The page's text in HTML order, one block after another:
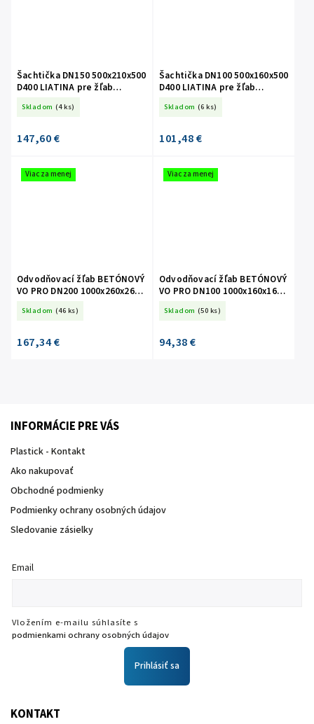
Šachtička DN150 500x210x500
D400 LIATINA pre žľab
1000x210x210 D400 LIATINA
Skladom (4 ks)
147,60 €
Šachtička DN100 500x160x500
D400 LIATINA pre žľab
1000x160x160 D400 LIATINA
Skladom (6 ks)
101,48 €
Viac za menej
Odvodňovací žľab BETÓNOVÝ
VO PRO DN200 1000x260x260
Skladom (46 ks)
167,34 €
Viac za menej
Odvodňovací žľab BETÓNOVÝ
VO PRO DN100 1000x160x160
Skladom (50 ks)
94,38 €
INFORMÁCIE PRE VÁS
Plastick - Kontakt
Ako nakupovať
Obchodné podmienky
Podmienky ochrany osobných údajov
Sledovanie zásielky
Email
Vložením e-mailu súhlasíte s
podmienkami ochrany osobných údajov
Prihlásiť sa
KONTAKT